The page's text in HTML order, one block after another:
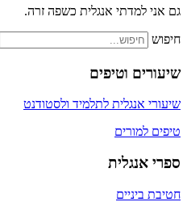
גם אני למדתי אנגלית כשפה זרה.
חיפוש
שיעורים וטיפים
שיעורי אנגלית לתלמיד ולסטודנט
טיפים למורים
ספרי אנגלית
חטיבת ביניים